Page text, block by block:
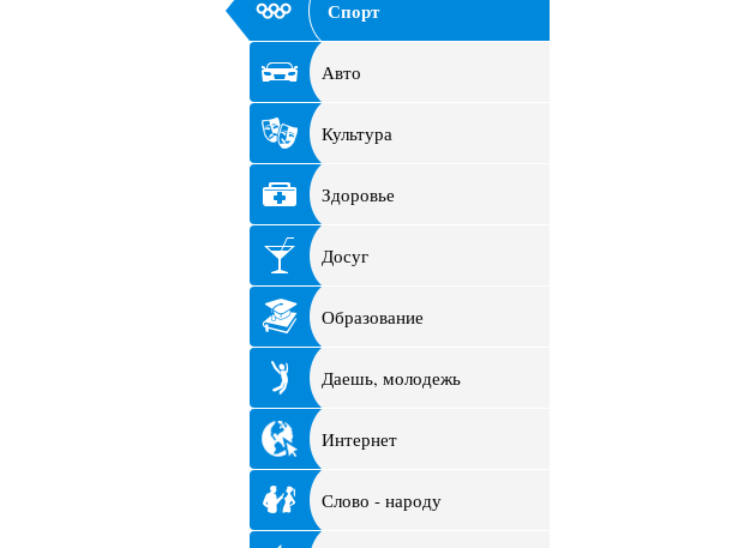
Спорт
Авто
Культура
Здоровье
Досуг
Образование
Даешь, молодежь
Интернет
Слово - народу